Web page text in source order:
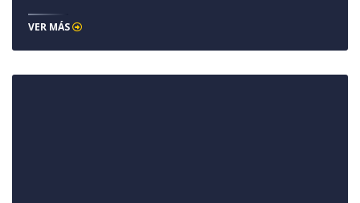
VER MÁS